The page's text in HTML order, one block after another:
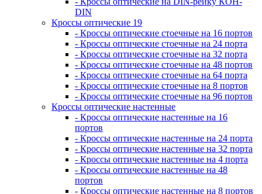
DIN
Кроссы оптические 19
- Кроссы оптические стоечные на 16 портов
- Кроссы оптические стоечные на 24 порта
- Кроссы оптические стоечные на 32 порта
- Кроссы оптические стоечные на 48 портов
- Кроссы оптические стоечные на 64 порта
- Кроссы оптические стоечные на 8 портов
- Кроссы оптические стоечные на 96 портов
Кроссы оптические настенные
- Кроссы оптические настенные на 16
портов
- Кроссы оптические настенные на 24 порта
- Кроссы оптические настенные на 32 порта
- Кроссы оптические настенные на 4 порта
- Кроссы оптические настенные на 48
портов
- Кроссы оптические настенные на 8 портов